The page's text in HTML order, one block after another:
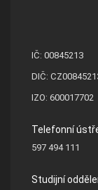
IČ: 00845213
DIČ:
IZO: 600017702
Telefonní
597 494 111
Studijní